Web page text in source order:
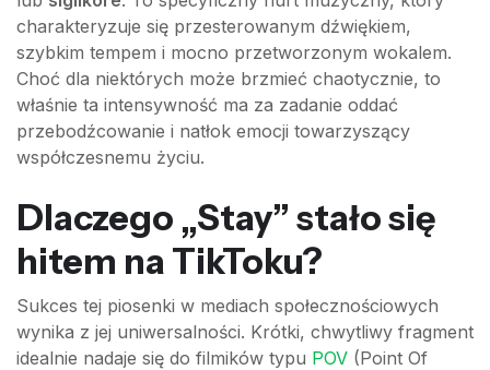
charakteryzuje się przesterowanym dźwiękiem,
szybkim tempem i mocno przetworzonym wokalem.
Choć dla niektórych może brzmieć chaotycznie, to
właśnie ta intensywność ma za zadanie oddać
przebodźcowanie i natłok emocji towarzyszący
współczesnemu życiu.
Dlaczego „Stay” stało się
hitem na TikToku?
Sukces tej piosenki w mediach społecznościowych
wynika z jej uniwersalności. Krótki, chwytliwy fragment
idealnie nadaje się do filmików typu POV (Point Of